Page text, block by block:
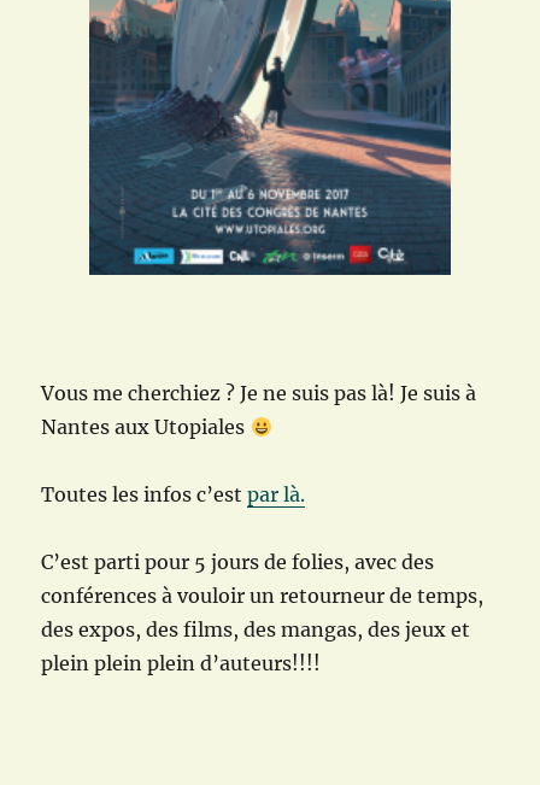
Vous me cherchiez ? Je ne suis pas là! Je suis à
Nantes aux Utopiales
Toutes les infos c’estpar là.
C’est parti pour 5 jours de folies, avec des
conférences à vouloir un retourneur de temps,
des expos, des films, des mangas, des jeux et
plein plein plein d’auteurs!!!!